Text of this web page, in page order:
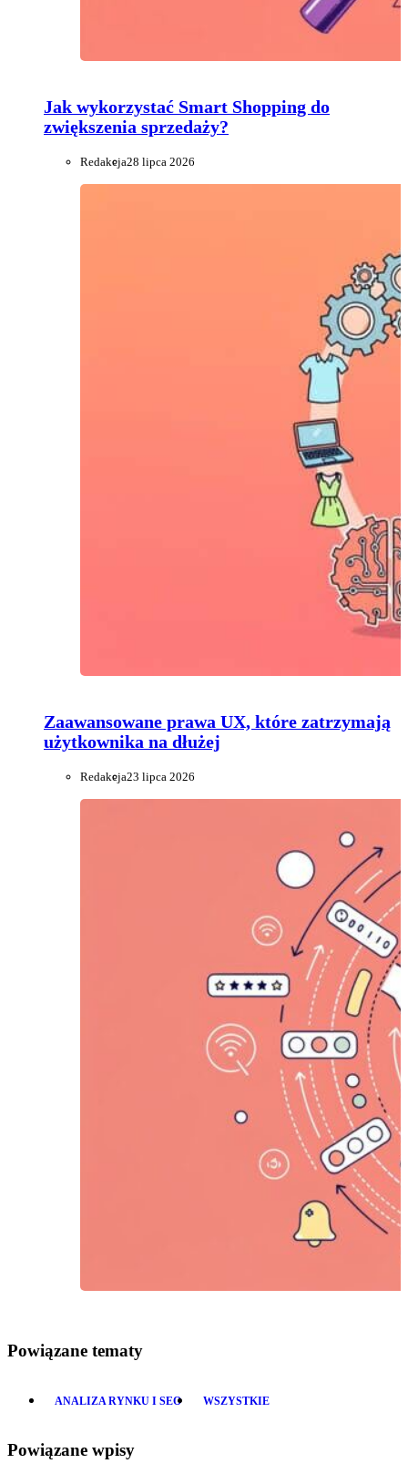
Jak wykorzystać Smart Shopping do
zwiększenia sprzedaży?
Redakcja28 lipca 2026
Zaawansowane prawa UX, które zatrzymają
użytkownika na dłużej
Redakcja23 lipca 2026
Powiązane tematy
ANALIZA RYNKU I SEO WSZYSTKIE
Powiązane wpisy